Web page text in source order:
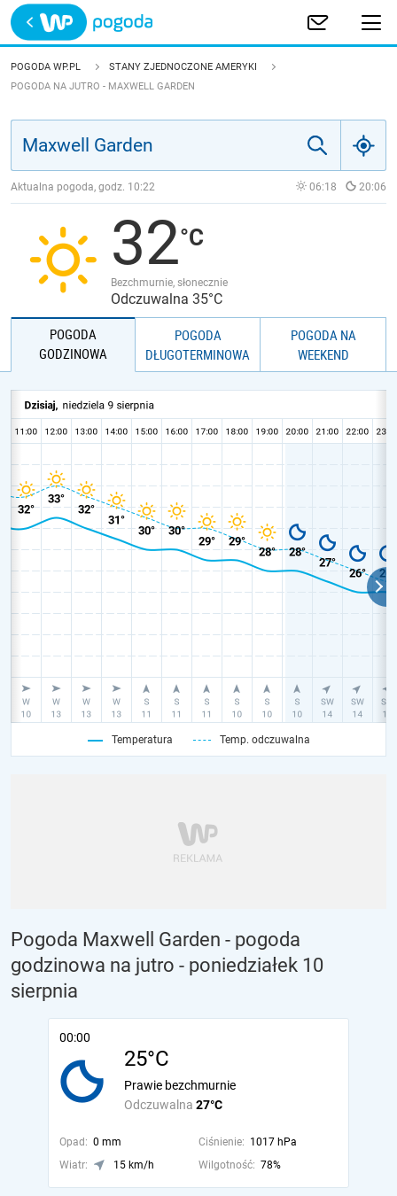
Trwa ładowanie
POLSKA
JAKOŚĆ POWIETRZA
POGODA WP.PL
STANY ZJEDNOCZONE AMERYKI
POGODA NA JUTRO - MAXWELL GARDEN
Aktualna pogoda, godz. 10:22 06:18 20:06
32
Bezchmurnie, słonecznie
Odczuwalna 35°C
POGODA
GODZINOWA
POGODA
DŁUGOTERMINOWA
POGODA NA
WEEKEND
Temperatura Temp. odczuwalna
Pogoda Maxwell Garden - pogoda
godzinowa na jutro - poniedziałek 10
sierpnia
00:00
25°C
Odczuwalna 27°C
Prawie bezchmurnie
Opad: 0 mm Ciśnienie: 1017 hPa
Wiatr:
15 km/h Wilgotność: 78%